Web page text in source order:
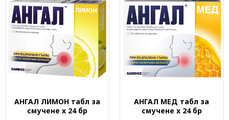
АНГАЛ ЛИМОН табл за
смучене x 24 бр
АНГАЛ МЕД табл за
смучене x 24 бр